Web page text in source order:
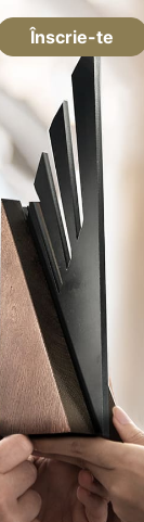
Înscrie-te